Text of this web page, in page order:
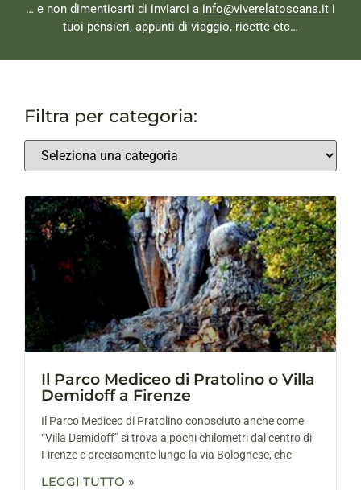
… e non dimenticarti di inviarci a info@viverelatoscana.it i
tuoi pensieri, appunti di viaggio, ricette etc…
Filtra per categoria:
Il Parco Mediceo di Pratolino o Villa
Demidoff a Firenze
Il Parco Mediceo di Pratolino conosciuto anche come
“Villa Demidoff” si trova a pochi chilometri dal centro di
Firenze e precisamente lungo la via Bolognese, che
LEGGI TUTTO »